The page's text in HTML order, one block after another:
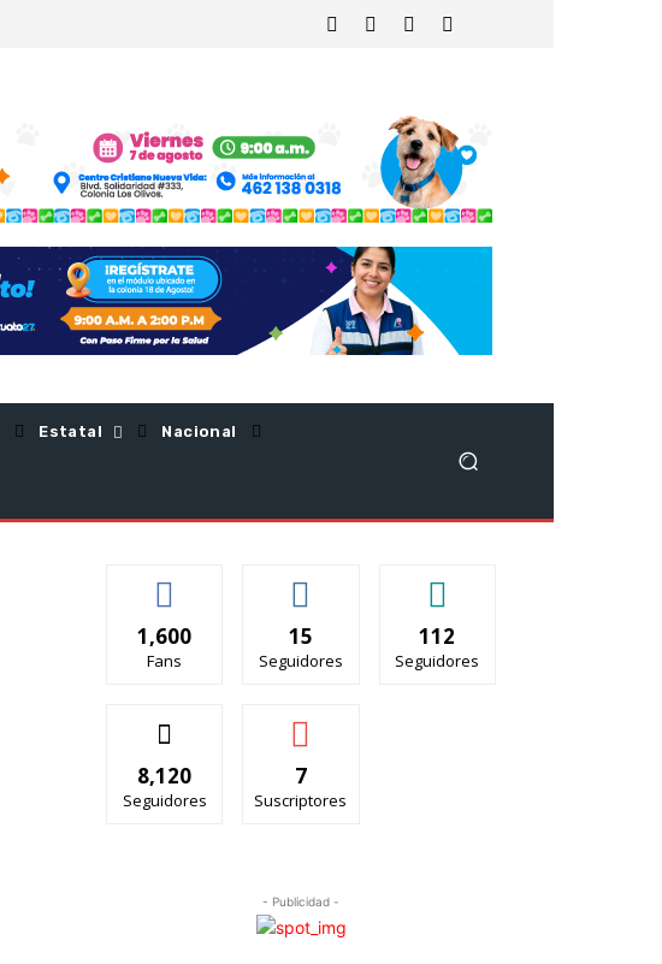
Estatal Nacional
1,600
Fans
15
Seguidores
112
Seguidores
8,120
Seguidores
7
Suscriptores
- Publicidad -